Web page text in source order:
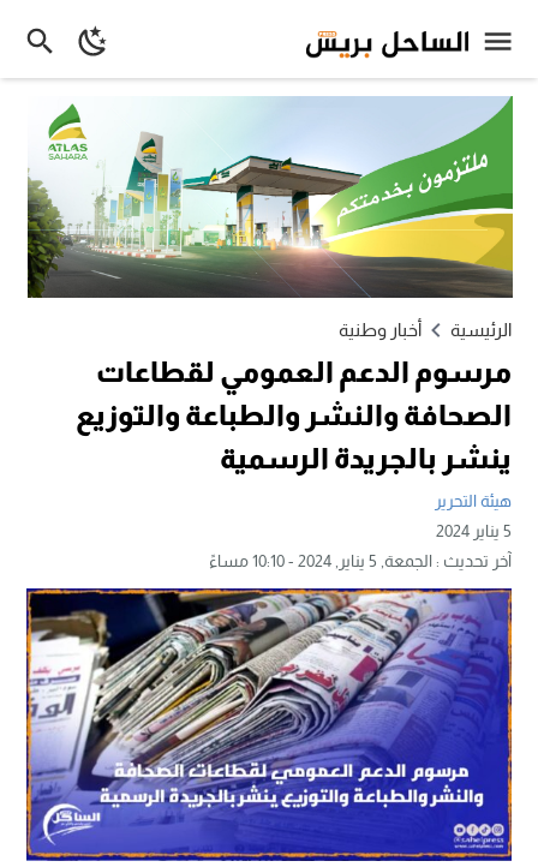
الرئيسية أخبار وطنية
مرسوم الدعم العمومي لقطاعات
الصحافة والنشر والطباعة والتوزيع
ينشر بالجريدة الرسمية
هيئة التحرير
5 يناير 2024
آخر تحديث :الجمعة, 5 يناير, 2024 - 10:10 مساءً